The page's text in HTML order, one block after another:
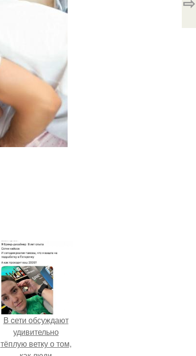
В cети обсуждают
удивительно
тёплую ветку о том,